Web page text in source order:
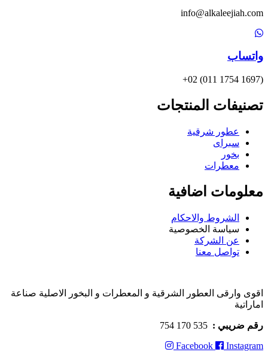
info@alkaleejiah.com
واتساب
(1697 1754 011) 02+
تصنيفات المنتجات
عطور شرقية
سبراى
بخور
معطرات
معلومات اضافية
الشروط والاحكام
سياسة الخصوصية
عن الشركة
تواصل معنا
اقوى وارقى العطور الشرقية و المعطرات و البخور الاصلية صناعة
اماراتية
رقم ضريبي :
Facebook
Instagram